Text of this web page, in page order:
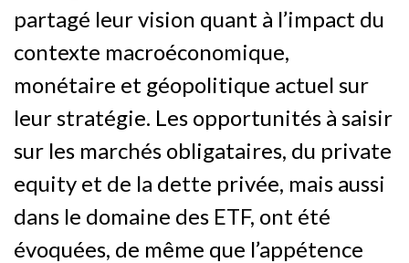
partagé leur vision quant à l’impact du
contexte macroéconomique,
monétaire et géopolitique actuel sur
leur stratégie. Les opportunités à saisir
sur les marchés obligataires, du private
equity et de la dette privée, mais aussi
dans le domaine des ETF, ont été
évoquées, de même que l’appétence